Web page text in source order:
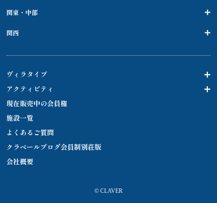
関東・中部
関西
ヴィラタイプ
アクティビティ
現在販売中の会員権
施設一覧
よくあるご質問
クラベールブログ会員制別荘版
会社概要
© CLAVER